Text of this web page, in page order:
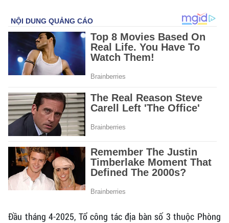
Đầu tháng 4-2025, Tổ công tác địa bàn số 3 thuộc Phòng